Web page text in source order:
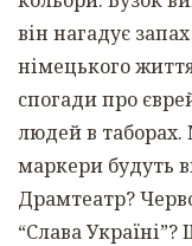
він нагадує
німецького
спогади про
людей в таборах.
маркери будуть
Драмтеатр?
“Слава